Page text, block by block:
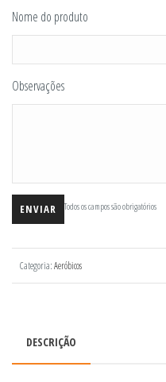
Nome do produto
Observações
Todos os campos são obrigatórios
Categoria:Aeróbicos
DESCRIÇÃO